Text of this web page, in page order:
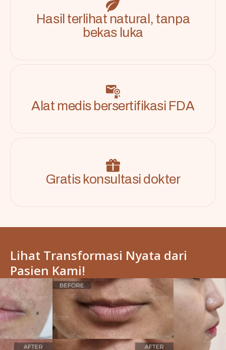
Hasil terlihat natural, tanpa
bekas luka
Alat medis bersertifikasi FDA
Gratis konsultasi dokter
Lihat Transformasi Nyata dari
Pasien Kami!